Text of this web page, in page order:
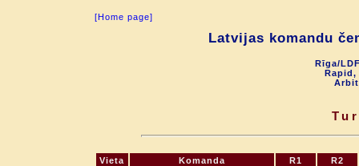
[Home page]
Latvijas komandu
Rīga/
Rapid,
Vieta Komanda R1
R2